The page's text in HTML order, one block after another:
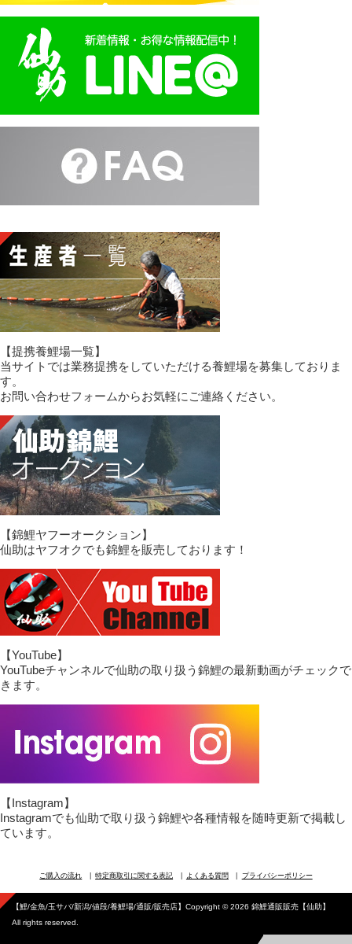
【提携養鯉場一覧】
当サイトでは業務提携をしていただける養鯉場を募集しておりま
す。
お問い合わせフォームからお気軽にご連絡ください。
【錦鯉ヤフーオークション】
仙助はヤフオクでも錦鯉を販売しております！
【YouTube】
YouTubeチャンネルで仙助の取り扱う錦鯉の最新動画がチェックで
きます。
【Instagram】
Instagramでも仙助で取り扱う錦鯉や各種情報を随時更新で掲載し
ています。
ご購入の流れ 特定商取引に関する表記 よくある質問 プライバシーポリシー
【鯉/金魚/玉サバ/新潟/値段/養鯉場/通販/販売店】Copyright © 2026 錦鯉通販販売【仙助】
All rights reserved.